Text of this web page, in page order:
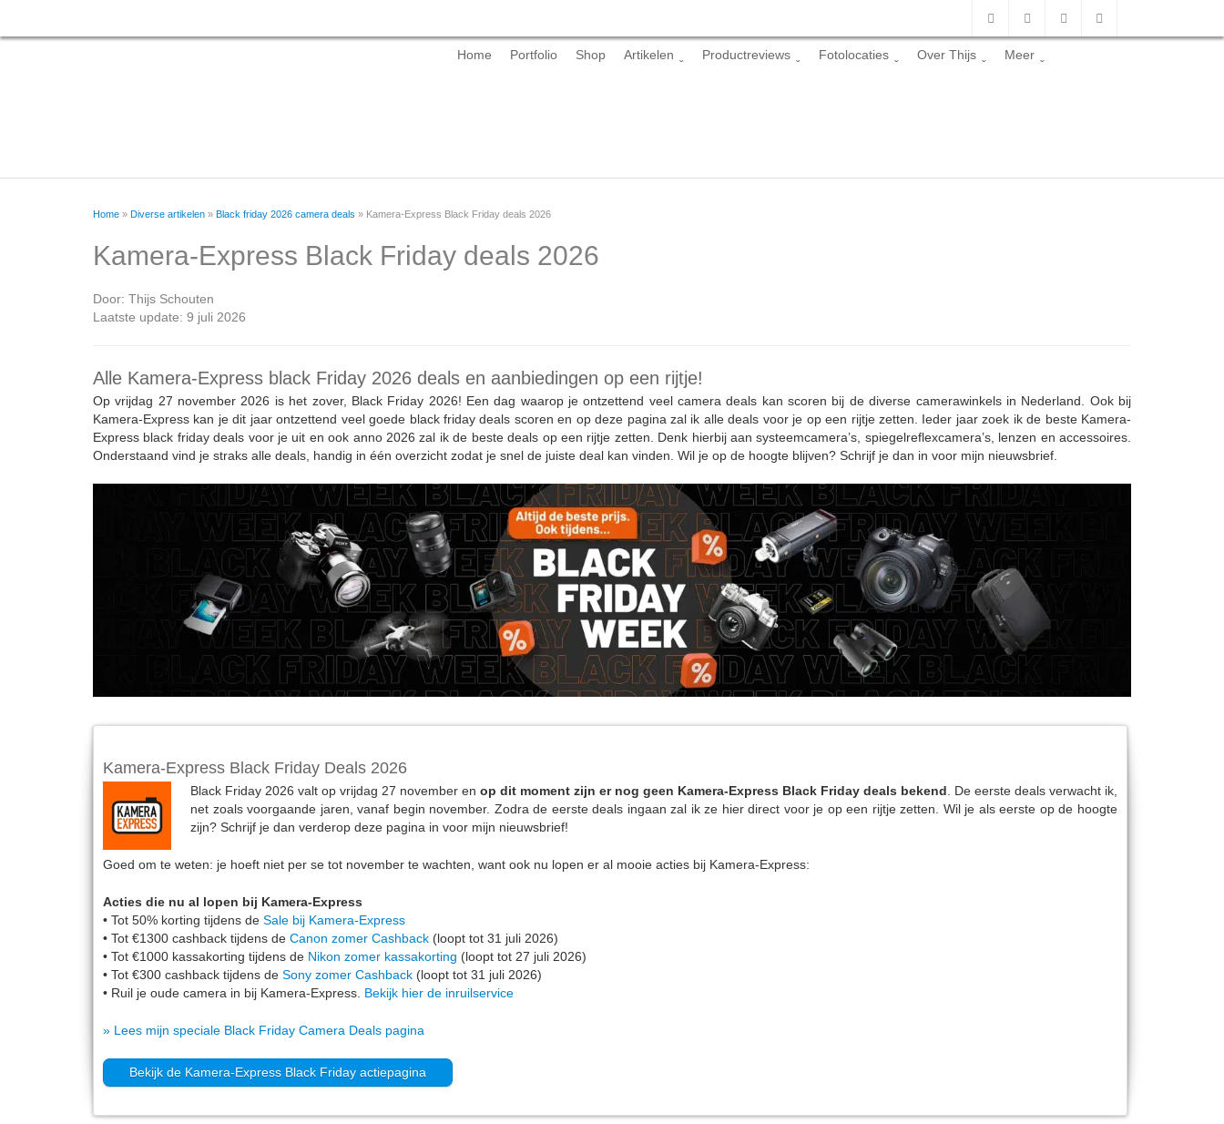
Skip
Home Portfolio Shop Artikelen Productreviews Fotolocaties Over Thijs Meer
Home » Diverse artikelen » Black friday 2026 camera deals » Kamera-Express Black Friday deals 2026
Kamera-Express Black Friday deals 2026
Door: Thijs Schouten
Laatste update: 9 juli 2026
Alle Kamera-Express black Friday 2026 deals en aanbiedingen op een rijtje!
Op vrijdag 27 november 2026 is het zover, Black Friday 2026! Een dag waarop je ontzettend veel camera deals kan scoren bij de diverse camerawinkels in Nederland. Ook bij
Kamera-Express kan je dit jaar ontzettend veel goede black friday deals scoren en op deze pagina zal ik alle deals voor je op een rijtje zetten. Ieder jaar zoek ik de beste Kamera-
Express black friday deals voor je uit en ook anno 2026 zal ik de beste deals op een rijtje zetten. Denk hierbij aan systeemcamera’s, spiegelreflexcamera’s, lenzen en accessoires.
Onderstaand vind je straks alle deals, handig in één overzicht zodat je snel de juiste deal kan vinden. Wil je op de hoogte blijven? Schrijf je dan in voor mijn nieuwsbrief.
Kamera-Express Black Friday Deals 2026
Black Friday 2026 valt op vrijdag 27 november en op dit moment zijn er nog geen Kamera-Express Black Friday deals bekend . De eerste deals verwacht ik,
net zoals voorgaande jaren, vanaf begin november. Zodra de eerste deals ingaan zal ik ze hier direct voor je op een rijtje zetten. Wil je als eerste op de hoogte
zijn? Schrijf je dan verderop deze pagina in voor mijn nieuwsbrief!
Goed om te weten: je hoeft niet per se tot november te wachten, want ook nu lopen er al mooie acties bij Kamera-Express:
Acties die nu al lopen bij Kamera-Express
• Tot 50% korting tijdens de Sale bij Kamera-Express
• Tot €1300 cashback tijdens de Canon zomer Cashback (loopt tot 31 juli 2026)
• Tot €1000 kassakorting tijdens de Nikon zomer kassakorting (loopt tot 27 juli 2026)
• Tot €300 cashback tijdens de Sony zomer Cashback (loopt tot 31 juli 2026)
• Ruil je oude camera in bij Kamera-Express. Bekijk hier de inruilservice
» Lees mijn speciale Black Friday Camera Deals pagina
Bekijk de Kamera-Express Black Friday actiepagina